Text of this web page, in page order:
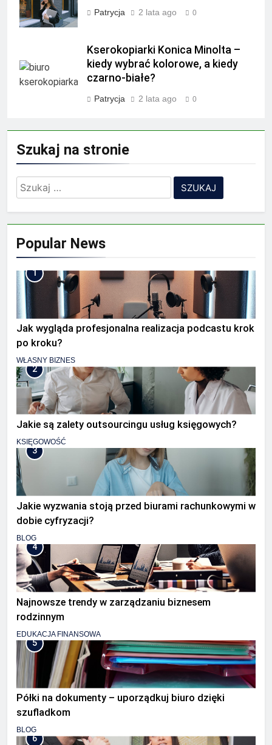
Patrycja 2 lata ago 0
Kserokopiarki Konica Minolta –
kiedy wybrać kolorowe, a kiedy
czarno-białe?
Patrycja 2 lata ago 0
Szukaj na stronie
Szukaj:
Popular News
1
Jak wygląda profesjonalna realizacja podcastu krok
po kroku?
WŁASNY BIZNES
2
Jakie są zalety outsourcingu usług księgowych?
KSIĘGOWOŚĆ
3
Jakie wyzwania stoją przed biurami rachunkowymi w
dobie cyfryzacji?
BLOG
4
Najnowsze trendy w zarządzaniu biznesem
rodzinnym
EDUKACJA FINANSOWA
5
Półki na dokumenty – uporządkuj biuro dzięki
szufladkom
BLOG
6